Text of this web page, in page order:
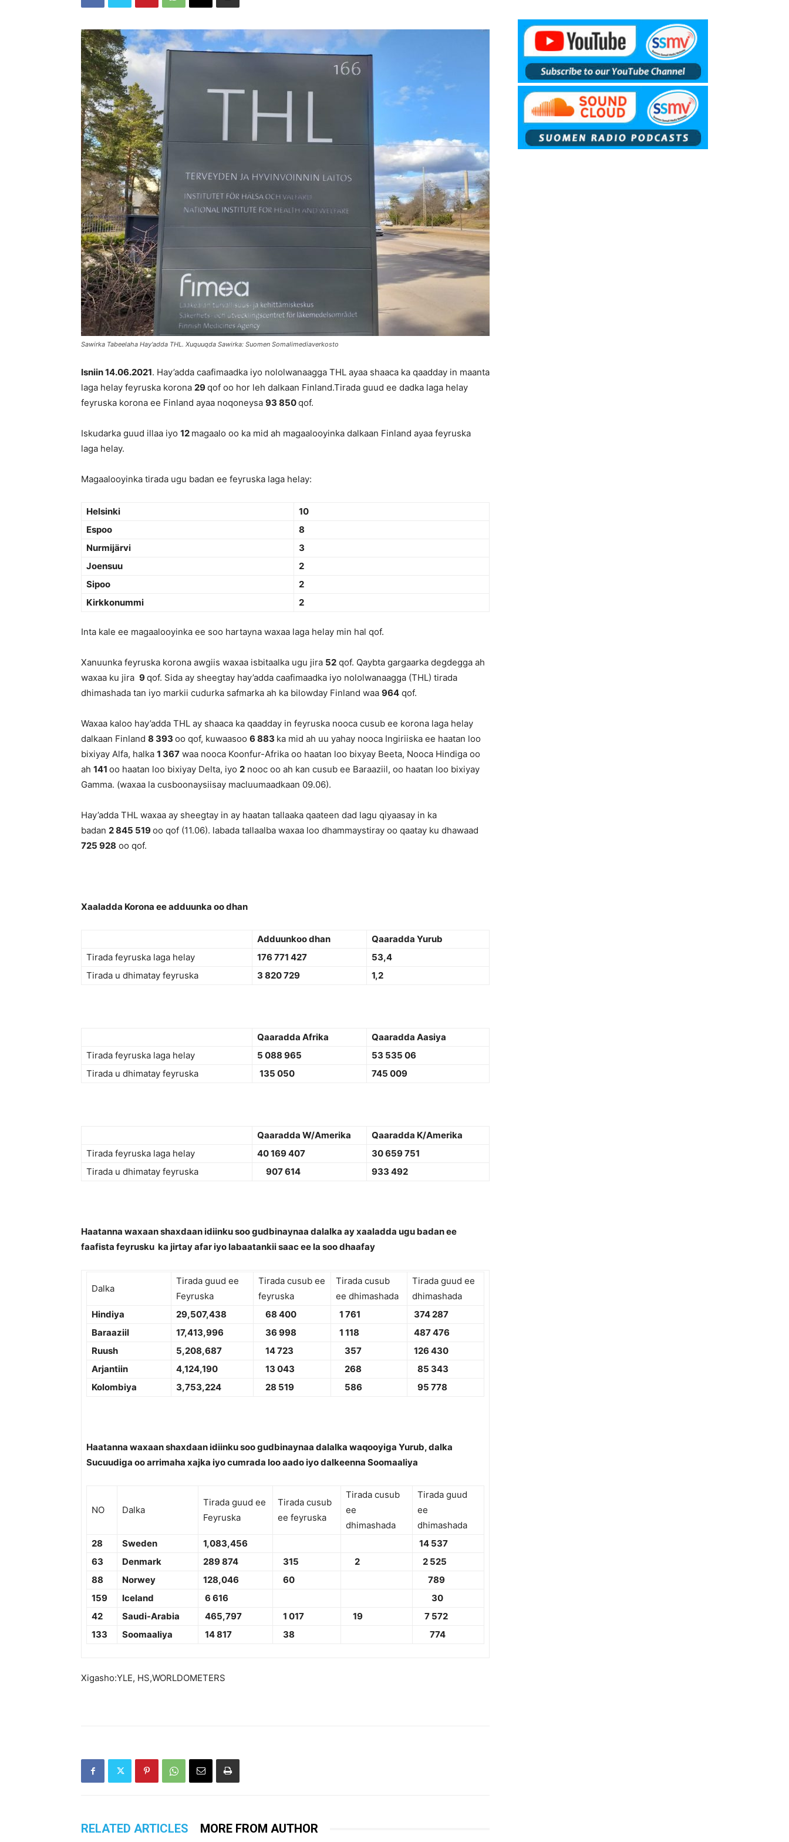
Verkosto
Sawirka Tabeelaha Hay'adda THL. Xuquuqda Sawirka: Suomen Somalimediaverkosto
Isniin 14.06.2021. Hay’adda caafimaadka iyo nololwanaagga THL ayaa shaaca ka qaadday in maanta
laga helay feyruska korona 29qof oo hor leh dalkaan Finland.Tirada guud ee dadka laga helay
feyruska korona ee Finland ayaa noqoneysa 93 850qof.
Iskudarka guud illaa iyo 12 magaalo oo ka mid ah magaalooyinka dalkaan Finland ayaa feyruska
laga helay.
Magaalooyinka tirada ugu badan ee feyruska laga helay:
Helsinki
10
Espoo
8
Nurmijärvi
3
Joensuu
2
Sipoo
2
Kirkkonummi
2
Inta kale ee magaalooyinka ee soo hartayna waxaa laga helay min hal qof.
Xanuunka feyruska korona awgiis waxaa isbitaalka ugu jira 52 qof. Qaybta gargaarka degdegga ah
waxaa ku jira 9qof. Sida ay sheegtay hay’adda caafimaadka iyo nololwanaagga (THL) tirada
dhimashada tan iyo markii cudurka safmarka ah ka bilowday Finland waa 964 qof.
Waxaa kaloo hay’adda THL ay shaaca ka qaadday in feyruska nooca cusub ee korona laga helay
dalkaan Finland 8 393 oo qof, kuwaasoo 6 883 ka mid ah uu yahay nooca Ingiriiska ee haatan loo
bixiyay Alfa, halka 1 367 waa nooca Koonfur-Afrika oo haatan loo bixyay Beeta, Nooca Hindiga oo
ah 141 oo haatan loo bixiyay Delta, iyo 2 nooc oo ah kan cusub ee Baraaziil, oo haatan loo bixiyay
Gamma. (waxaa la cusboonaysiisay macluumaadkaan 09.06).
Hay’adda THL waxaa ay sheegtay in ay haatan tallaaka qaateen dad lagu qiyaasay in ka
badan 2 845 519oo qof (11.06). labada tallaalba waxaa loo dhammaystiray oo qaatay ku dhawaad
725 928 oo qof.
Xaaladda Korona ee adduunka oo dhan
Adduunkoo dhan
Qaaradda Yurub
Tirada feyruska laga helay
176 771 427
53,4
Tirada u dhimatay feyruska
3 820 729 1,2
Qaaradda Afrika
Qaaradda Aasiya
Tirada feyruska laga helay
5 088 965
53 535 06
Tirada u dhimatay feyruska
135 050 745 009
Qaaradda W/Amerika
Qaaradda K/Amerika
Tirada feyruska laga helay
40 169 407
30 659 751
Tirada u dhimatay feyruska
907 614 933 492
Haatanna waxaan shaxdaan idiinku soo gudbinaynaa dalalka ay xaaladda ugu badan ee
faafista feyrusku ka jirtay afar iyo labaatankii saac ee la soo dhaafay
Dalka
Tirada guud ee
Feyruska
Tirada cusub ee
feyruska
Tirada cusub
ee dhimashada
Tirada guud ee
dhimashada
Hindiya
29,507,438 68 400 1 761 374 287
Baraaziil
17,413,996 36 998 1 118 487 476
Ruush
5,208,687 14 723 357
126 430
Arjantiin
4,124,190 13 043 268
85 343
Kolombiya
3,753,224 28 519 586 95 778
Haatanna waxaan shaxdaan idiinku soo gudbinaynaa dalalka waqooyiga Yurub, dalka
Sucuudiga oo arrimaha xajka iyo cumrada loo aado iyo dalkeenna Soomaaliya
NO Dalka
Tirada guud ee
Feyruska
Tirada cusub
ee feyruska
Tirada cusub
ee
dhimashada
Tirada guud
ee
dhimashada
28
Sweden 1,083,456
14 537
63
Denmark 289 874 315 2
2 525
88
Norwey 128,046 60
789
159
Iceland 6 616
30
42
Saudi-Arabia 465,797 1 017 19
7 572
133
Soomaaliya 14 817 38 774
Xigasho:YLE, HS,WORLDOMETERS
RELATED ARTICLES MORE FROM AUTHOR